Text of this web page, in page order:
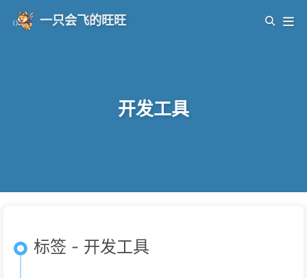
一只会飞的旺旺
开发工具
标签 - 开发工具